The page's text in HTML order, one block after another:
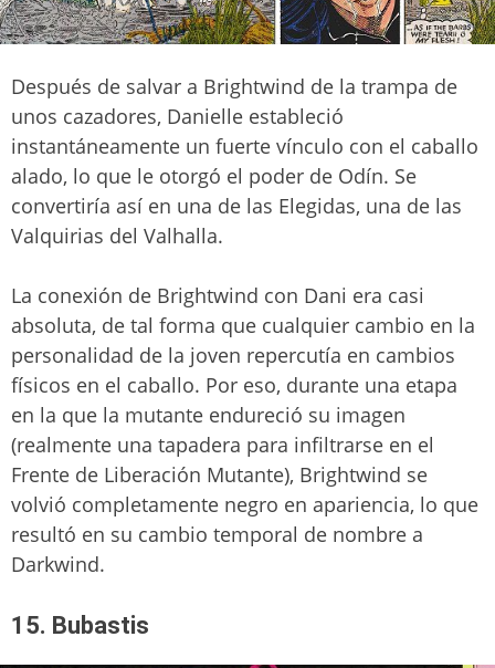
Después de salvar a Brightwind de la trampa de
unos cazadores, Danielle estableció
instantáneamente un fuerte vínculo con el caballo
alado, lo que le otorgó el poder de Odín. Se
convertiría así en una de las Elegidas, una de las
Valquirias del Valhalla.
La conexión de Brightwind con Dani era casi
absoluta, de tal forma que cualquier cambio en la
personalidad de la joven repercutía en cambios
físicos en el caballo. Por eso, durante una etapa
en la que la mutante endureció su imagen
(realmente una tapadera para infiltrarse en el
Frente de Liberación Mutante), Brightwind se
volvió completamente negro en apariencia, lo que
resultó en su cambio temporal de nombre a
Darkwind.
15. Bubastis